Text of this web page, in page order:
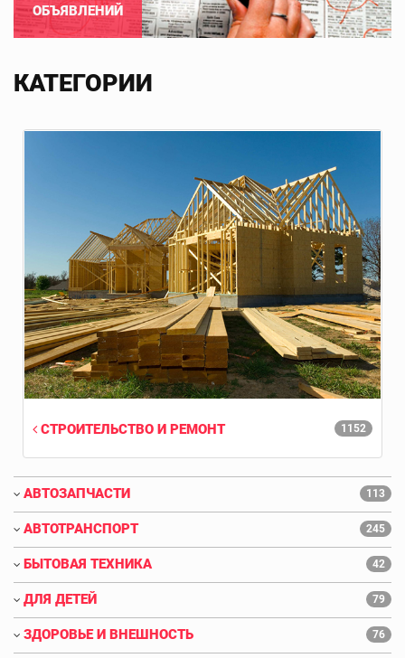
ОБЪЯВЛЕНИЙ
КАТЕГОРИИ
1152
СТРОИТЕЛЬСТВО И РЕМОНТ
АВТОЗАПЧАСТИ 113
АВТОТРАНСПОРТ 245
БЫТОВАЯ ТЕХНИКА 42
ДЛЯ ДЕТЕЙ 79
ЗДОРОВЬЕ И ВНЕШНОСТЬ 76